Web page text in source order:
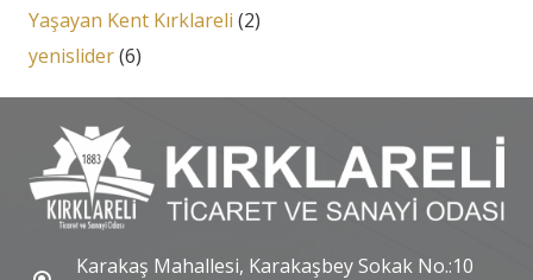
Yaşayan Kent Kırklareli (2)
yenislider(6)
Karakaş Mahallesi, Karakaşbey Sokak No.:10